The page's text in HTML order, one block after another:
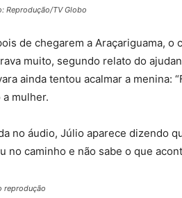
Reprodução/TV Globo
de chegarem a Araçariguama,
muito, segundo relato do
ainda tentou acalmar a menina:
a mulher.
no áudio, Júlio aparece dizendo
no caminho e não sabe o que
reprodução